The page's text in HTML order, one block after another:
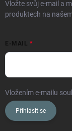
Vložte svůj e-mail a
produktech na
E-MAIL
Vložením e-mailu
Přihlásit se